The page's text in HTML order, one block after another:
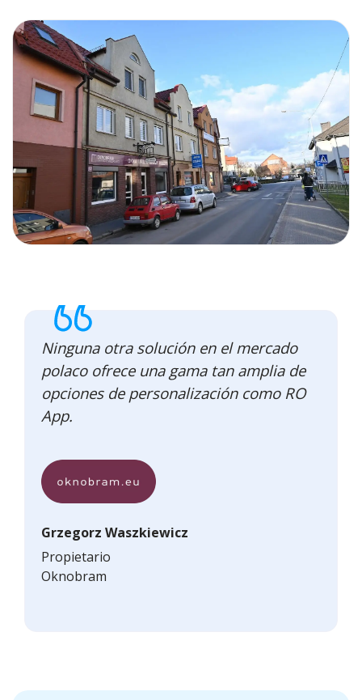
Ninguna otra solución en el mercado
polaco ofrece una gama tan amplia de
opciones de personalización como RO
App.
Grzegorz Waszkiewicz
Propietario
Oknobram